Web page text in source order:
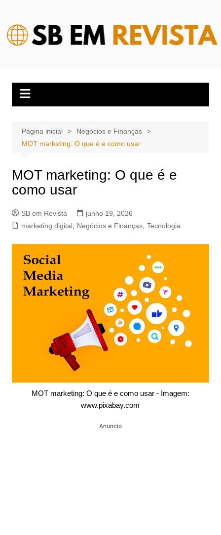
conteúdo
Página inicial
Negócios e Finanças
MOT marketing: O que é e como usar
MOT marketing: O que é e
como usar
SB em Revista
junho 19, 2026
marketing digital, Negócios e Finanças, Tecnologia
MOT marketing: O que é e como usar - Imagem:
www.pixabay.com
Anuncio